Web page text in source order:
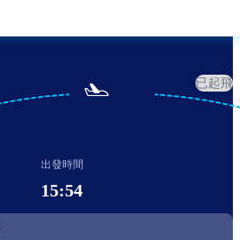
已起飛

出發時間
15:54